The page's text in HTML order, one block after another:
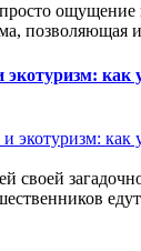
ощущение
позволяющая
как
своей